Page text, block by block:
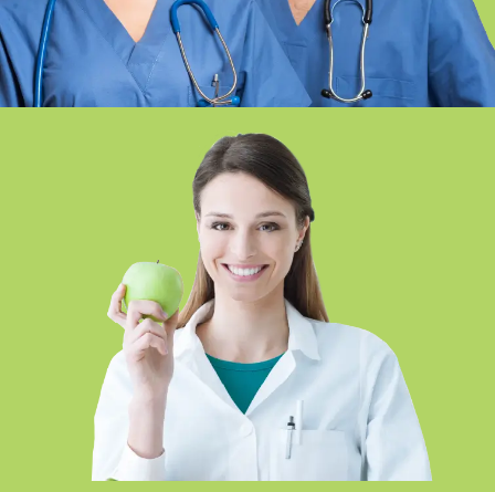
FP CUIDADOS AUXILIARES DE
ENFERMERÍA – SEVILLA PRESENCIAL
FP DIETÉTICA – SEVILLA PRESENCIAL